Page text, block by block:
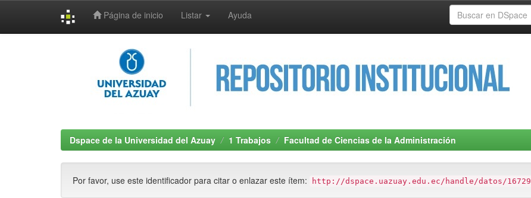
Página de inicio Listar Ayuda
Dspace de la Universidad del Azuay 1 Trabajos Facultad de Ciencias de la Administración
Por favor, use este identificador para citar o enlazar este ítem: http://dspace.uazuay.edu.ec/handle/datos/16729